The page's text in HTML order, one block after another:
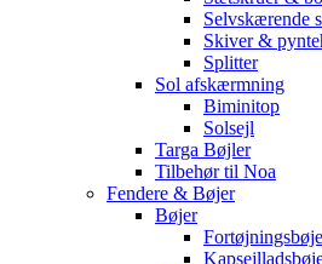
Selvskærende
Skiver &
Splitter
Sol afskærmning
Biminitop
Solsejl
Targa Bøjler
Tilbehør til Noa
Fendere & Bøjer
Bøjer